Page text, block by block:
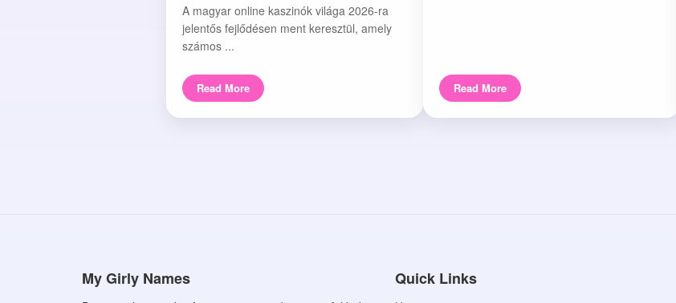
A magyar online kaszinók világa 2026-ra
jelentős fejlődésen ment keresztül, amely
számos ...
Read More Read More
My Girly Names Quick Links